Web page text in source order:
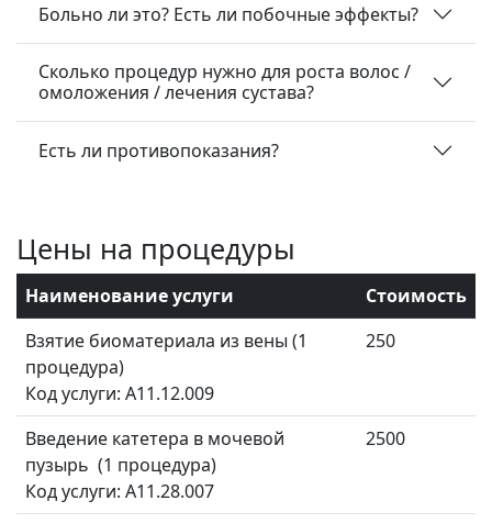
Больно ли это? Есть ли побочные эффекты?
Сколько процедур нужно для роста волос /
омоложения / лечения сустава?
Есть ли противопоказания?
Цены на процедуры
Наименование услуги
Стоимость
Взятие биоматериала из вены (1
процедура)
Код услуги: A11.12.009
250
Введение катетера в мочевой
пузырь (1 процедура)
Код услуги: A11.28.007
2500